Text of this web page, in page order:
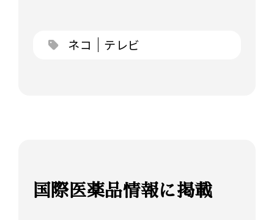
ネコ テレビ
国際医薬品情報に掲載